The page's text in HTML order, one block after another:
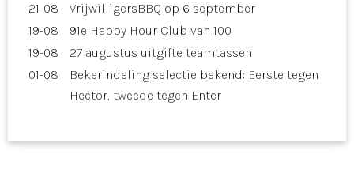
21-08
VrijwilligersBBQ op 6 september
19-08
91e Happy Hour Club van 100
19-08
27 augustus uitgifte teamtassen
01-08
Bekerindeling selectie bekend: Eerste tegen
Hector, tweede tegen Enter